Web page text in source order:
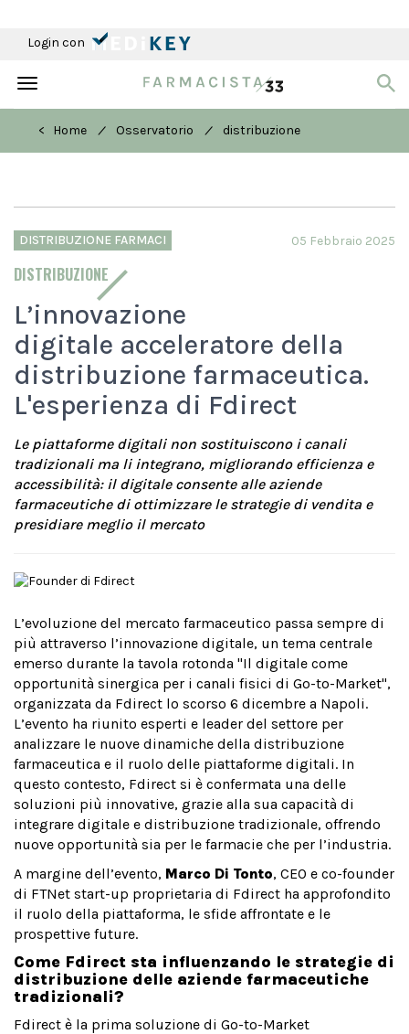
Login con
Toggle
< Home
/ Osservatorio / distribuzione
DISTRIBUZIONE FARMACI
DISTRIBUZIONE
05 Febbraio 2025
L’innovazione
digitale acceleratore della
distribuzione farmaceutica.
L'esperienza di Fdirect
Le piattaforme digitali non sostituiscono i canali
tradizionali ma li integrano, migliorando efficienza e
accessibilità: il digitale consente alle aziende
farmaceutiche di ottimizzare le strategie di vendita e
presidiare meglio il mercato
L’evoluzione del mercato farmaceutico passa sempre di
più attraverso l’innovazione digitale, un tema centrale
emerso durante la tavola rotonda "Il digitale come
opportunità sinergica per i canali fisici di Go-to-Market",
organizzata da Fdirect lo scorso 6 dicembre a Napoli.
L’evento ha riunito esperti e leader del settore per
analizzare le nuove dinamiche della distribuzione
farmaceutica e il ruolo delle piattaforme digitali. In
questo contesto, Fdirect si è confermata una delle
soluzioni più innovative, grazie alla sua capacità di
integrare digitale e distribuzione tradizionale, offrendo
nuove opportunità sia per le farmacie che per l’industria.
A margine dell’evento, Marco Di Tonto, CEO e co-founder
di FTNet start-up proprietaria di Fdirect ha approfondito
il ruolo della piattaforma, le sfide affrontate e le
prospettive future.
Come Fdirect sta influenzando le strategie di
distribuzione delle aziende farmaceutiche
tradizionali?
Fdirect è la prima soluzione di Go-to-Market